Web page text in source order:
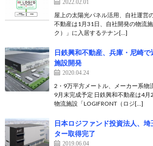
2022.02.01
屋上の太陽光パネル活用、自社運営
不動産は1月31日、自社開発の物流
ク）」に入居するテナン[…]
日鉄興和不動産、兵庫・尼崎
施設開発
2020.04.24
2・9万平方メートル、メーカー系物
9月末完成予定 日鉄興和不動産は4
物流施設「LOGIFRONT（ロジ[…]
日本ロジファンド投資法人、
ター取得完了
2019.06.04